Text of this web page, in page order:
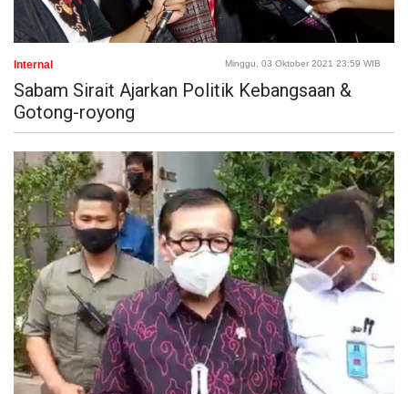
Internal Minggu, 03 Oktober 2021 23:59 WIB
Sabam Sirait Ajarkan Politik Kebangsaan &
Gotong-royong